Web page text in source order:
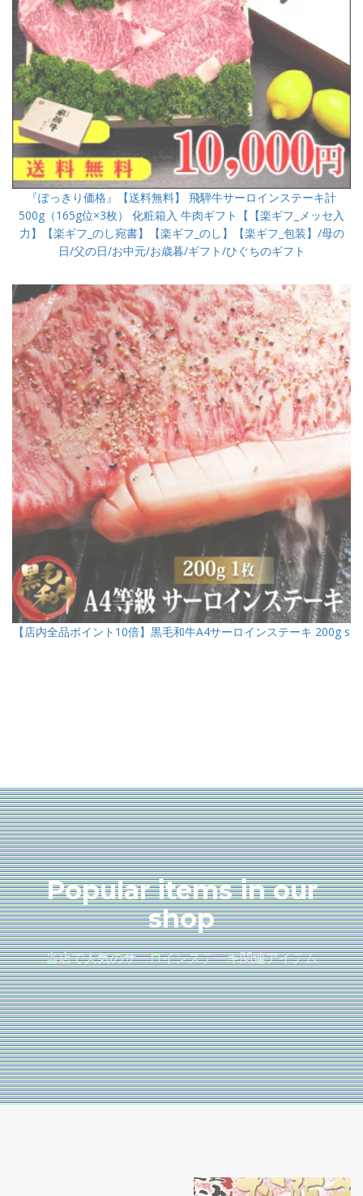
『ぽっきり価格』【送料無料】 飛騨牛サーロインステーキ計
500g（165g位×3枚） 化粧箱入 牛肉ギフト【【楽ギフ_メッセ入
力】【楽ギフ_のし宛書】【楽ギフ_のし】【楽ギフ_包装】/母の
日/父の日/お中元/お歳暮/ギフト/ひぐちのギフト
【店内全品ポイント10倍】黒毛和牛A4サーロインステーキ 200g s
Popular items in our
shop
当店で人気のサーロインステーキ関連アイテム